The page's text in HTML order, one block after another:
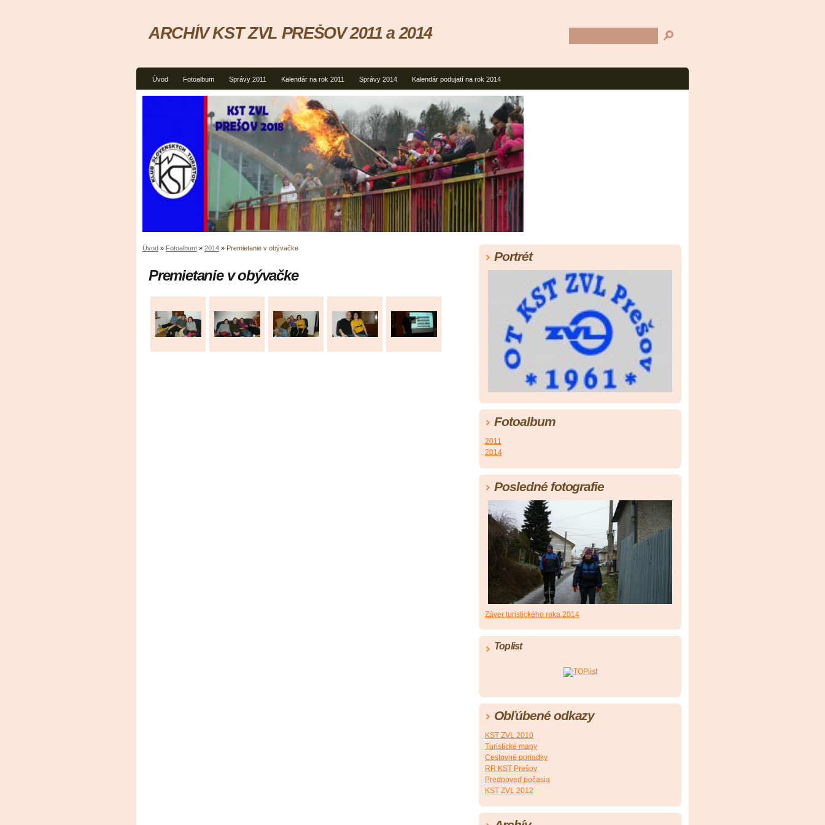
Úvod Fotoalbum Správy 2011 Kalendár na rok 2011 Správy 2014 Kalendár podujatí na rok 2014
ARCHÍV KST ZVL PREŠOV 2011 a 2014
Úvod » Fotoalbum » 2014 » Premietanie v obývačke
Premietanie v obývačke
Portrét
Fotoalbum
2011
2014
Posledné fotografie
Záver turistického roka 2014
Toplist
Obľúbené odkazy
KST ZVL 2010
Turistické mapy
Cestovné poriadky
RR KST Prešov
Predpoveď počasia
KST ZVL 2012